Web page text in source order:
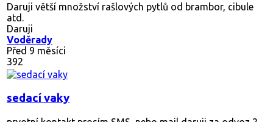
Daruji větší množství rašlových pytlů od brambor, cibule
atd.
Daruji
Voděrady
Před 9 měsíci
392
sedací vaky